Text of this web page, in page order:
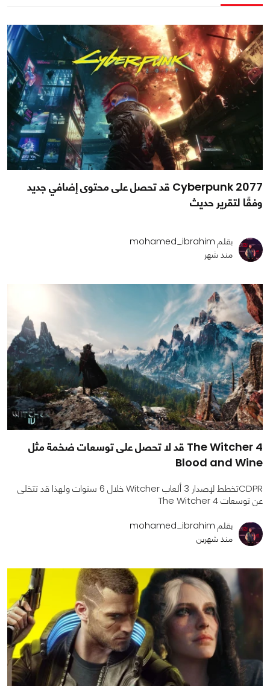
Cyberpunk 2077 قد تحصل على محتوى إضافي جديد
وفقًا لتقرير حديث
بقلم mohamed_ibrahim
منذ شهر
The Witcher 4 قد لا تحصل على توسعات ضخمة مثل
Blood and Wine
CDPRتخطط لإصدار 3 ألعاب Witcher خلال 6 سنوات ولهذا قد تتخلى
عن توسعات The Witcher 4
بقلم mohamed_ibrahim
منذ شهرين